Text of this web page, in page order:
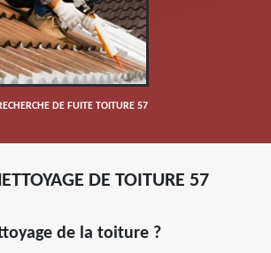
DE FUITE TOITURE 57
DE TOITURE 57
de la toiture ?